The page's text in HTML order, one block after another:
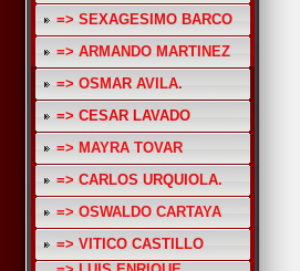
=> SEXAGESIMO BARCO
=> ARMANDO MARTINEZ
=> OSMAR AVILA.
=> CESAR LAVADO
=> MAYRA TOVAR
=> CARLOS URQUIOLA.
=> OSWALDO CARTAYA
=> VITICO CASTILLO